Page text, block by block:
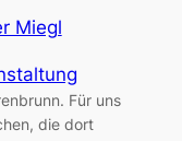
Miegl
Für uns
die dort